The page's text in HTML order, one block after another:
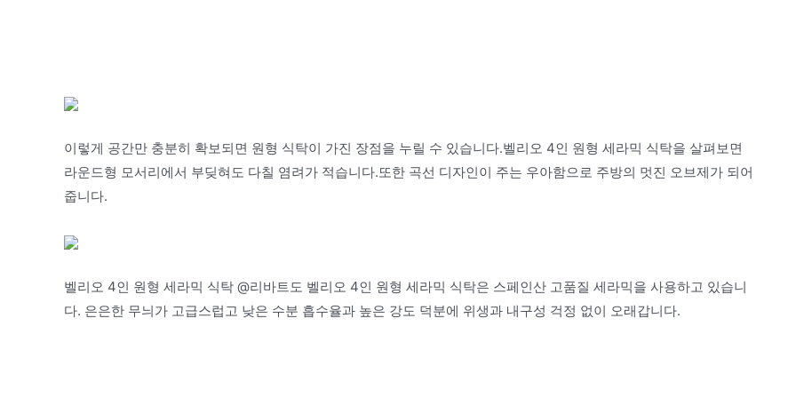
이렇게 공간만 충분히 확보되면 원형 식탁이 가진 장점을 누릴 수 있습니다.벨리오 4인 원형 세라믹 식탁을 살펴보면
라운드형 모서리에서 부딪혀도 다칠 염려가 적습니다.또한 곡선 디자인이 주는 우아함으로 주방의 멋진 오브제가 되어
줍니다.
벨리오 4인 원형 세라믹 식탁 @리바트도 벨리오 4인 원형 세라믹 식탁은 스페인산 고품질 세라믹을 사용하고 있습니
다. 은은한 무늬가 고급스럽고 낮은 수분 흡수율과 높은 강도 덕분에 위생과 내구성 걱정 없이 오래갑니다.